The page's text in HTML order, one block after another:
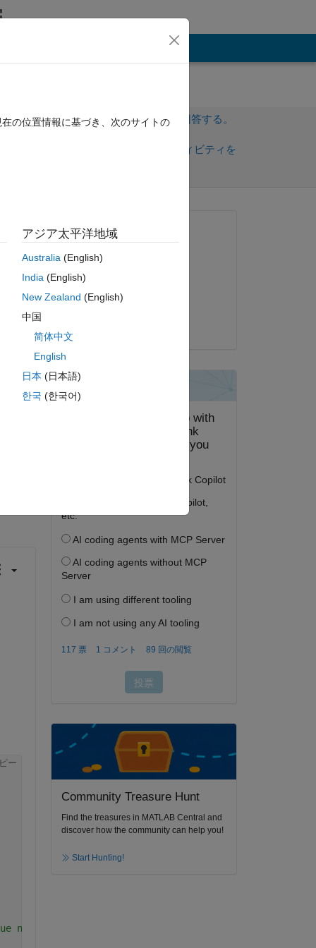
サインインしてこの質問に回答する。
サインインしてアクティビティを
ー
name
質問済み:
2024 年 3 月 7 日
コメント済み:
Community Treasure Hunt
Find the treasures in MATLAB Central and
discover how the community can help you!
Start Hunting!
の位置情報に基づき、次のサイトの
アジア太平洋地域
Australia(English)
India(English)
New Zealand (English)
中国
简体中文
English
日本 (日本語)
한국 (한국어)